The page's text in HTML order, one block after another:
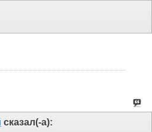
сказал(-а):